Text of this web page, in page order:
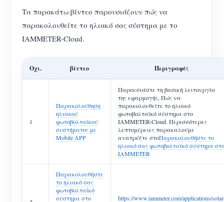
Τα παρακάτω βίντεο παρουσιάζουν πώς να
παρακολουθείτε το ηλιακό σας σύστημα με το
IAMMETER-Cloud.
Οχι. βίντεο Περιγραφές
1
Παρακολούθηση
ηλιακού
φωτοβολταϊκού
συστήματος με
Mobile APP
Παρουσιάστε τη βασική λειτουργία
της εφαρμογής, Πώς να
παρακολουθείτε το ηλιακό
φωτοβολταϊκό σύστημα στο
IAMMETER-Cloud. Περισσότερες
λεπτομέρειες παρακαλούμε
ανατρέξτε στοΠαρακολουθήστε το
ηλιακό σας φωτοβολταϊκό σύστημα στο
IAMMETER
Παρακολουθήστε
το ηλιακό σας
φωτοβολταϊκό
σύστημα στο
https://www.iammeter.com/applications/